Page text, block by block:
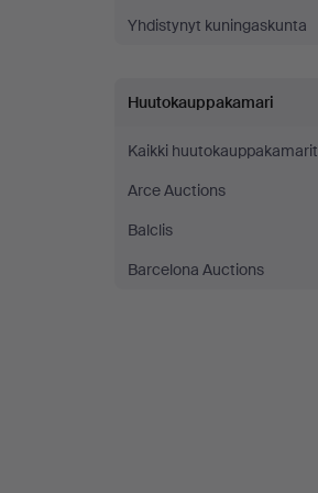
Yhdistynyt kuningaskunta
Huutokauppakamari
Kaikki huutokauppakamarit
Arce Auctions
Balclis
Barcelona Auctions